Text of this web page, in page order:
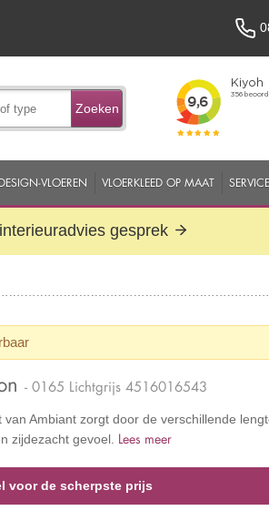
Zoeken
VLOEREN VLOERKLEED OP MAAT
gesprek
- 0165 Lichtgrijs 4516016543
van Ambiant zorgt door de verschillende
zijdezacht gevoel. Lees meer
voor de scherpste prijs